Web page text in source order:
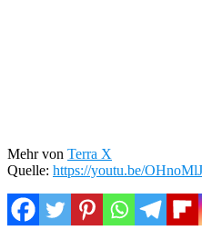
Mehr von Terra X
Quelle: https://youtu.be/